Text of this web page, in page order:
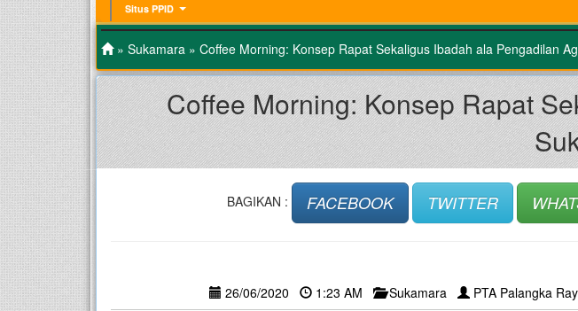
Situs PPID
» Sukamara » Coffee Morning: Konsep Rapat Sekaligus Ibadah ala Pengadilan
Coffee Morning: Konsep Rapat
BAGIKAN : FACEBOOK TWITTER
26/06/2020 1:23 AM Sukamara PTA Palangka